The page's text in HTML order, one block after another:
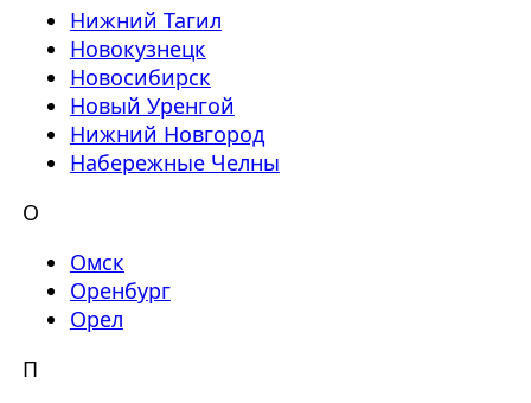
Нижний Тагил
Новокузнецк
Новосибирск
Новый Уренгой
Нижний Новгород
Набережные Челны
О
Омск
Оренбург
Орел
П